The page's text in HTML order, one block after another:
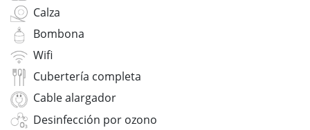
Calza
Bombona
Wifi
Cubertería completa
Cable alargador
Desinfección por ozono